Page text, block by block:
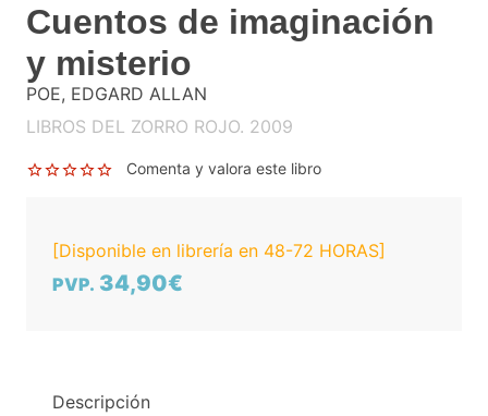
Cuentos de imaginación
y misterio
POE, EDGARD ALLAN
LIBROS DEL ZORRO ROJO. 2009
Comenta y valora este libro
[Disponible en librería en 48-72 HORAS]
PVP. 34,90€
Descripción